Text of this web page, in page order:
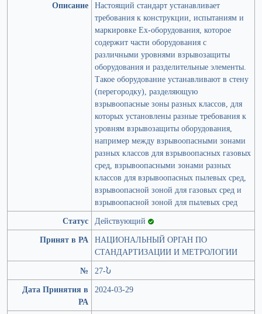
Описание Настоящий стандарт устанавливает
требования к конструкции, испытаниям и
маркировке Ех-оборудования, которое
содержит части оборудования с
различными уровнями взрывозащиты
оборудования и разделительные элементы.
Такое оборудование устанавливают в стену
(перегородку), разделяющую
взрывоопасные зоны разных классов, для
которых установлены разные требования к
уровням взрывозащиты оборудования,
например между взрывоопасными зонами
разных классов для взрывоопасных газовых
сред, взрывоопасными зонами разных
классов для взрывоопасных пылевых сред,
взрывоопасной зоной для газовых сред и
взрывоопасной зоной для пылевых сред
Статус Действующий
Принят в РА НАЦИОНАЛЬНЫЙ ОРГАН ПО
СТАНДАРТИЗАЦИИ И МЕТРОЛОГИИ
№
27-Ն
Дата Принятия в
РА
2024-03-29